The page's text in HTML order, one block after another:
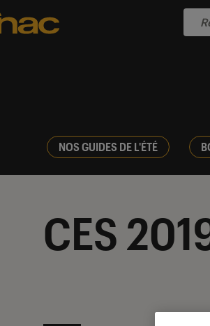
NOS GUIDES DE L'ÉTÉ
CES